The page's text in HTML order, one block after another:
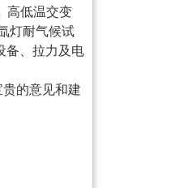
高低温交变
灯耐气候试
备、拉力及电
的意见和建